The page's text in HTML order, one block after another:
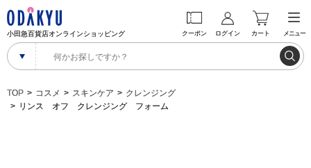
小田急百貨店オンラインショッピング クーポン ログイン カート メニュー
TOP コスメ スキンケア
クレンジング
リンス オフ クレンジング フォーム